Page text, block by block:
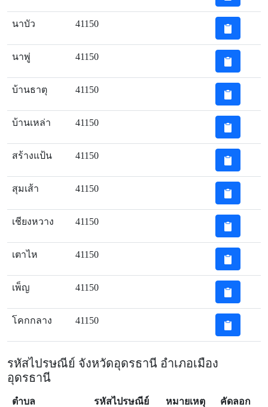
นาบัว 41150
นาพู่ 41150
บ้านธาตุ 41150
บ้านเหล่า 41150
สร้างแป้น 41150
สุมเส้า 41150
เชียงหวาง 41150
เตาไห 41150
เพ็ญ 41150
โคกกลาง 41150
รหัสไปรษณีย์ จังหวัดอุดรธานี อำเภอเมือง
อุดรธานี
ตำบล รหัสไปรษณีย์ หมายเหตุ คัดลอก